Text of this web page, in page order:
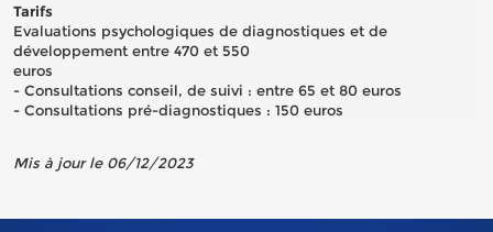
Tarifs
Evaluations psychologiques de diagnostiques et de
développement entre 470 et 550
euros
- Consultations conseil, de suivi : entre 65 et 80 euros
- Consultations pré-diagnostiques : 150 euros
Mis à jour le 06/12/2023